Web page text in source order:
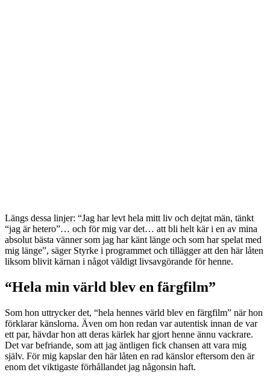
Längs dessa linjer: “Jag har levt hela mitt liv och dejtat män, tänkt
“jag är hetero”… och för mig var det… att bli helt kär i en av mina
absolut bästa vänner som jag har känt länge och som har spelat med
mig länge”, säger Styrke i programmet och tillägger att den här låten
liksom blivit kärnan i något väldigt livsavgörande för henne.
“Hela min värld blev en färgfilm”
Som hon uttrycker det, “hela hennes värld blev en färgfilm” när hon
förklarar känslorna. Även om hon redan var autentisk innan de var
ett par, hävdar hon att deras kärlek har gjort henne ännu vackrare.
Det var befriande, som att jag äntligen fick chansen att vara mig
själv. För mig kapslar den här låten en rad känslor eftersom den är
enom det viktigaste förhållandet jag någonsin haft.